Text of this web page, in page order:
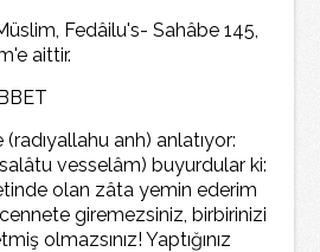
Fedâilu's- Sahâbe 145,
aittir.
anh) anlatıyor:
vesselâm) buyurdular ki:
olan zâta yemin ederim
giremezsiniz, birbirinizi
olmazsınız! Yaptığınız